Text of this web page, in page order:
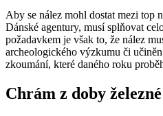
Aby se nález mohl dostat mezi top
Dánské agentury, musí splňovat
požadavkem je však to, že nález
archeologického výzkumu či
zkoumání, které daného roku
Chrám z doby železné